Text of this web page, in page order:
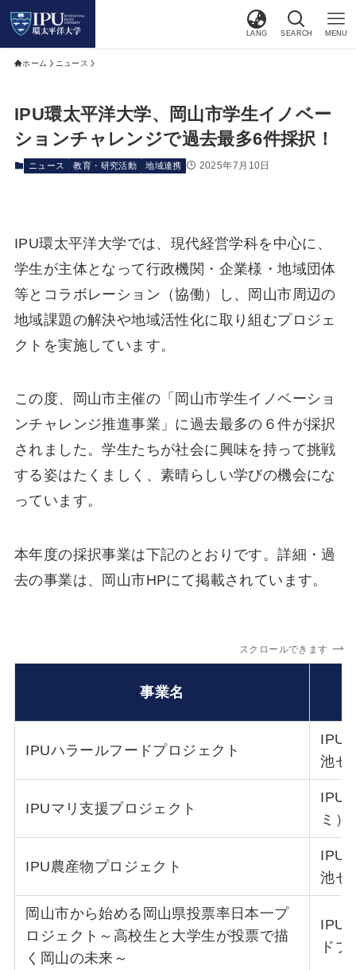
LANG SEARCH MENU
ホーム ニュース
IPU環太平洋大学、岡山市学生イノベー
ションチャレンジで過去最多6件採択！
ニュース 教育・研究活動 地域連携 2025年7月10日
IPU環太平洋大学では、現代経営学科を中心に、
学生が主体となって行政機関・企業様・地域団体
等とコラボレーション（協働）し、岡山市周辺の
地域課題の解決や地域活性化に取り組むプロジェ
クトを実施しています。
この度、岡山市主催の「岡山市学生イノベーショ
ンチャレンジ推進事業」に過去最多の６件が採択
されました。学生たちが社会に興味を持って挑戦
する姿はたくましく、素晴らしい学びの機会にな
っています。
本年度の採択事業は下記のとおりです。詳細・過
去の事業は、岡山市HPにて掲載されています。
スクロールできます
事業名
IPUハラールフードプロジェクト
IPU
池ゼ
IPUマリ支援プロジェクト
IPU
ミ）
IPU農産物プロジェクト
IPU
池ゼ
岡山市から始める岡山県投票率日本一プ
ロジェクト～高校生と大学生が投票で描
く岡山の未来～
IPU
ド